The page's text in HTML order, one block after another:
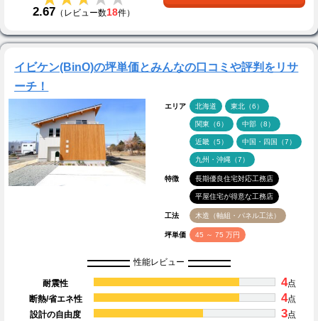
2.67 （レビュー数18件）
イビケン(BinO)の坪単価とみんなの口コミや評判をリサ
ーチ！
エリア 北海道 東北（6）
関東（6） 中部（8）
近畿（5） 中国・四国（7）
九州・沖縄（7）
特徴 長期優良住宅対応工務店
平屋住宅が得意な工務店
工法 木造（軸組・パネル工法）
坪単価 45 ～ 75 万円
性能レビュー
耐震性 4点
断熱/省エネ性
4点
設計の自由度
3点